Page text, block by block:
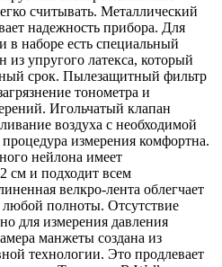
считывать. Металлический
надежность прибора. Для
в наборе есть специальный
упругого латекса, который
срок. Пылезащитный фильтр
тонометра и
Игольчатый клапан
воздуха с необходимой
измерения комфортна.
нейлона имеет
см и подходит всем
велкро-лента облегчает
полноты. Отсутствие
для измерения давления
манжеты создана из
технологии. Это продлевает